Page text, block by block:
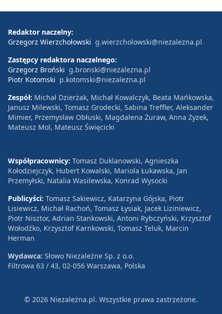
Redaktor naczelny:
Grzegorz Wierzchołowski g.wierzcholowski@niezalezna.pl
Zastępcy redaktora naczelnego:
Grzegorz Broński g.bronski@niezalezna.pl
Piotr Kotomski p.kotomski@niezalezna.pl
Zespół: Michał Dzierżak, Michał Kowalczyk, Beata Mańkowska,
Janusz Milewski, Tomasz Grodecki, Sabina Treffler, Aleksander
Mimier, Przemysław Obłuski, Magdalena Żuraw, Anna Zyzek,
Mateusz Mol, Mateusz Święcicki
Współpracownicy: Tomasz Duklanowski, Agnieszka
Kołodziejczyk, Hubert Kowalski, Mariola Łukawska, Jan
Przemyłski, Natalia Wasilewska, Konrad Wysocki
Publicyści: Tomasz Sakiewicz, Katarzyna Gójska, Piotr
Lisiewicz, Michał Rachoń, Tomasz Łysiak, Jacek Liziniewicz,
Piotr Nisztor, Adrian Stankowski, Antoni Rybczyński, Krzysztof
Wołodźko, Krzysztof Karnkowski, Tomasz Teluk, Marcin
Herman
Wydawca: Słowo Niezależne Sp. z o.o.
Filtrowa 63 / 43, 02-056 Warszawa, Polska
© 2026 Niezależna.pl. Wszystkie prawa zastrzeżone.